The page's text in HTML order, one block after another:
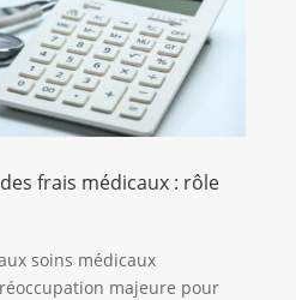
frais médicaux : rôle
soins médicaux
majeure pour